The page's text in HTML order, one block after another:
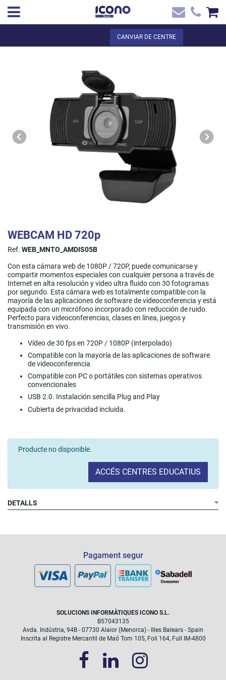
VEURE EL CISTELL
CA ✖
Inici
CANVIAR DE CENTRE
WEBCAM HD 720p
Ref. WEB_MNTO_AMDIS05B
Con esta cámara web de 1080P / 720P, puede comunicarse y
compartir momentos especiales con cualquier persona a través de
Internet en alta resolución y video ultra fluido con 30 fotogramas
por segundo. Esta cámara web es totalmente compatible con la
mayoría de las aplicaciones de software de videoconferencia y está
equipada con un micrófono incorporado con reducción de ruido.
Perfecto para videoconferencias, clases en línea, juegos y
transmisión en vivo.
Vídeo de 30 fps en 720P / 1080P (interpolado)
Compatible con la mayoría de las aplicaciones de software
de videoconferencia
Compatible con PC o portátiles con sistemas operativos
convencionales
USB 2.0. Instalación sencilla Plug and Play
Cubierta de privacidad incluida.
Producte no disponible.
ACCÉS CENTRES EDUCATIUS
DETALLS
Pagament segur
SOLUCIONS INFORMÀTIQUES ICONO S.L.
B57043135
Avda. Indústria, 94B - 07730 Alaior (Menorca) - Illes Balears - Spain
Inscrita al Registre Mercantil de Maó Tom 105, Foli 164, Full IM-4800